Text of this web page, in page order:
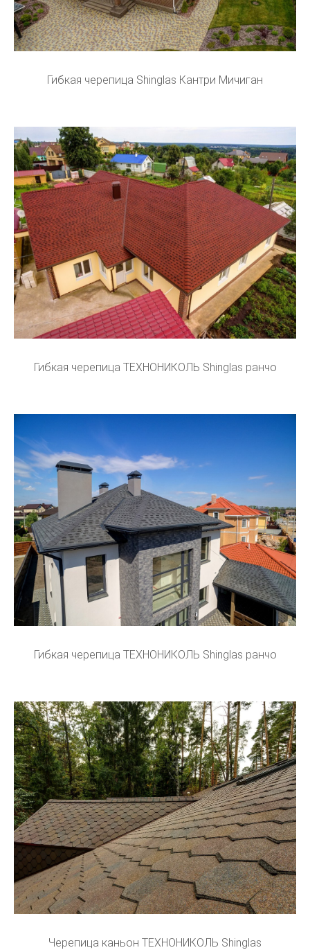
Гибкая черепица Shinglas Кантри Мичиган
Гибкая черепица ТЕХНОНИКОЛЬ Shinglas ранчо
Гибкая черепица ТЕХНОНИКОЛЬ Shinglas ранчо
Черепица каньон ТЕХНОНИКОЛЬ Shinglas